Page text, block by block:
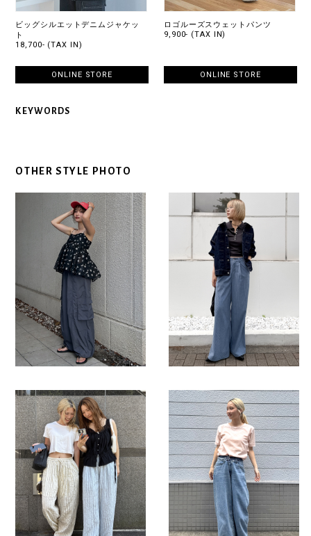
ビッグシルエットデニムジャケッ
ト
18,700- (TAX IN)
ONLINE STORE
ロゴルーズスウェットパンツ
9,900- (TAX IN)
ONLINE STORE
KEYWORDS
OTHER STYLE PHOTO